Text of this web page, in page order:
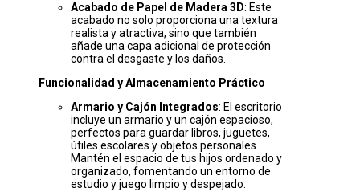
Acabado de Papel de Madera 3D: Este
acabado no solo proporciona una textura
realista y atractiva, sino que también
añade una capa adicional de protección
contra el desgaste y los daños.
Funcionalidad y Almacenamiento Práctico
Armario y Cajón Integrados: El escritorio
incluye un armario y un cajón espacioso,
perfectos para guardar libros, juguetes,
útiles escolares y objetos personales.
Mantén el espacio de tus hijos ordenado y
organizado, fomentando un entorno de
estudio y juego limpio y despejado.